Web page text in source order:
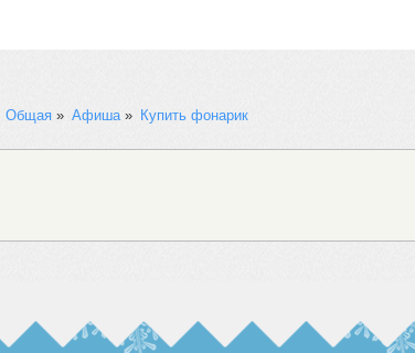
Общая » Афиша» Купить фонарик